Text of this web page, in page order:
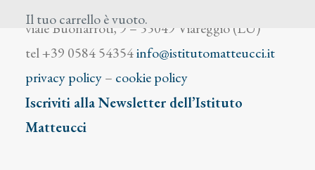
Il tuo carrello è vuoto.
viale Buonarroti, 9 – 55049 Viareggio (LU)
tel +39 0584 54354info@istitutomatteucci.it
privacy policy– cookie policy
Iscriviti alla Newsletter dell’Istituto
Matteucci